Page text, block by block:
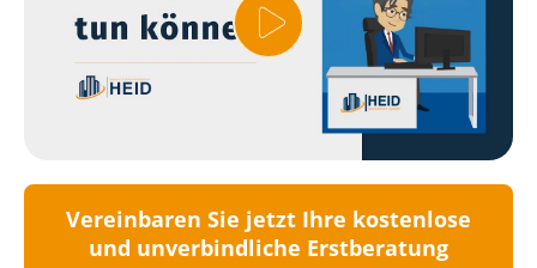
Vereinbaren Sie jetzt Ihre kostenlose
und unverbindliche Erstberatung